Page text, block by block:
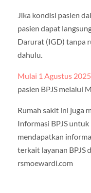
Jika kondisi pasien
pasien dapat
Darurat (IGD) tanpa
dahulu.
Mulai 1 Agustus 2025
pasien BPJS melalui
Rumah sakit ini juga
Informasi BPJS
mendapatkan
terkait layanan BPJS
rsmoewardi.com